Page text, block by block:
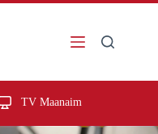
TV Maanaim